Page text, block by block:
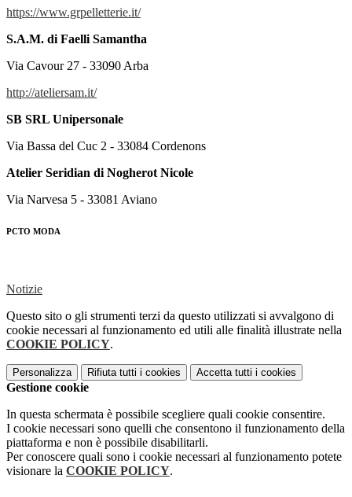
https://www.grpelletterie.it/
S.A.M. di Faelli Samantha
Via Cavour 27 - 33090 Arba
http://ateliersam.it/
SB SRL Unipersonale
Via Bassa del Cuc 2 - 33084 Cordenons
Atelier Seridian di Nogherot Nicole
Via Narvesa 5 - 33081 Aviano
PCTO MODA
Notizie
Questo sito o gli strumenti terzi da questo utilizzati si avvalgono di
cookie necessari al funzionamento ed utili alle finalità illustrate nella
COOKIE POLICY.
Personalizza Rifiuta tutti i cookies Accetta tutti i cookies
Gestione cookie
In questa schermata è possibile scegliere quali cookie consentire.
I cookie necessari sono quelli che consentono il funzionamento della
piattaforma e non è possibile disabilitarli.
Per conoscere quali sono i cookie necessari al funzionamento potete
visionare la COOKIE POLICY.